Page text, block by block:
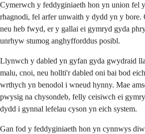
Cymerwch y feddyginiaeth hon yn union fel
rhagnodi, fel arfer unwaith y dydd yn y
neu heb fwyd, er y gallai ei gymryd gyda
unrhyw stumog anghyfforddus posibl.
Llynwch y dabled yn gyfan gyda gwydraid
malu, cnoi, neu hollti'r dabled oni bai bod
wrthych yn benodol i wneud hynny. Mae
pwysig na chysondeb, felly ceisiwch ei
dydd i gynnal lefelau cyson yn eich system.
Gan fod y feddyginiaeth hon yn cynnwys